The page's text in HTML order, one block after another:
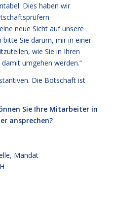
Dies haben wir
neue Sicht auf unsere
bitte Sie darum, mir in einer
wie Sie in Ihren
umgehen werden.“
Die Botschaft ist
Sie Ihre Mitarbeiter in
ansprechen?
Mandat